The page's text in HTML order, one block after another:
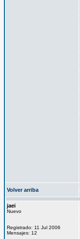
Volver arriba
jaei
Nuevo
Registrado: 11 Jul 2006
Mensajes: 12